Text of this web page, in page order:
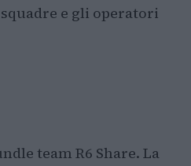
e gli operatori
team R6 Share. La